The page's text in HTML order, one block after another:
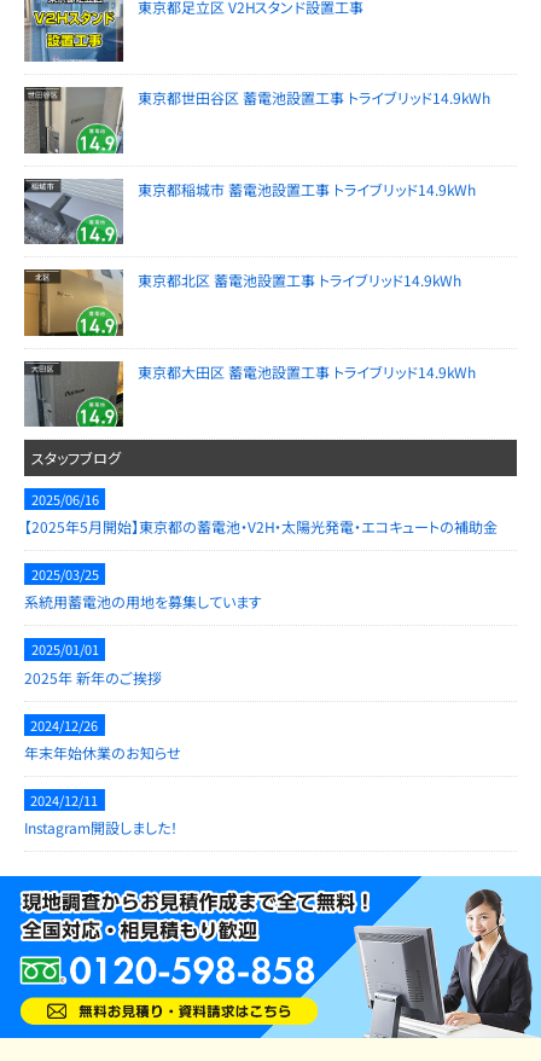
東京都足立区 V2Hスタンド設置工事
東京都世田谷区 蓄電池設置工事 トライブリッド14.9kWh
東京都稲城市 蓄電池設置工事 トライブリッド14.9kWh
東京都北区 蓄電池設置工事 トライブリッド14.9kWh
東京都大田区 蓄電池設置工事 トライブリッド14.9kWh
スタッフブログ
2025/06/16
【2025年5月開始】東京都の蓄電池・V2H・太陽光発電・エコキュートの補助金
2025/03/25
系統用蓄電池の用地を募集しています
2025/01/01
2025年 新年のご挨拶
2024/12/26
年末年始休業のお知らせ
2024/12/11
Instagram開設しました！